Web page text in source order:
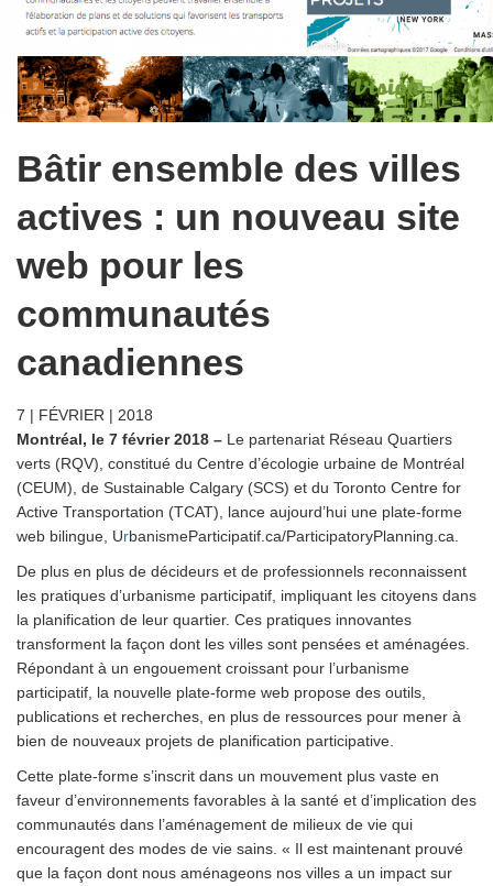
Bâtir ensemble des villes
actives : un nouveau site
web pour les
communautés
canadiennes
7 | FÉVRIER | 2018
Montréal, le 7 février 2018 – Le partenariat Réseau Quartiers
verts (RQV), constitué du Centre d’écologie urbaine de Montréal
(CEUM), de Sustainable Calgary (SCS) et du Toronto Centre for
Active Transportation (TCAT), lance aujourd’hui une plate-forme
web bilingue, UrbanismeParticipatif.ca/ParticipatoryPlanning.ca.
De plus en plus de décideurs et de professionnels reconnaissent
les pratiques d’urbanisme participatif, impliquant les citoyens dans
la planification de leur quartier. Ces pratiques innovantes
transforment la façon dont les villes sont pensées et aménagées.
Répondant à un engouement croissant pour l’urbanisme
participatif, la nouvelle plate-forme web propose des outils,
publications et recherches, en plus de ressources pour mener à
bien de nouveaux projets de planification participative.
Cette plate-forme s’inscrit dans un mouvement plus vaste en
faveur d’environnements favorables à la santé et d’implication des
communautés dans l’aménagement de milieux de vie qui
encouragent des modes de vie sains. « Il est maintenant prouvé
que la façon dont nous aménageons nos villes a un impact sur